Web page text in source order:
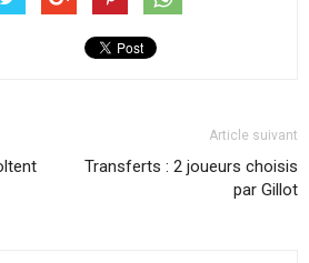
Article suivant
Transferts : 2 joueurs choisis
par Gillot